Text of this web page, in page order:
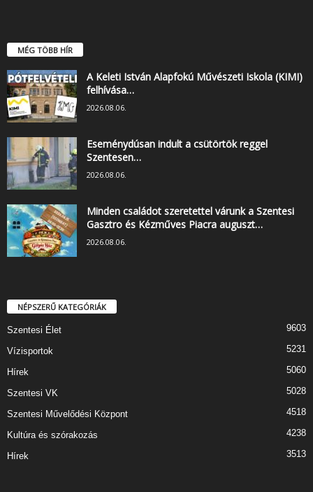
MÉG TÖBB HÍR
A Keleti István Alapfokú Művészeti Iskola (KIMI)
felhívása…
2026.08.06.
Eseménydúsan indult a csütörtök reggel
Szentesen…
2026.08.06.
Minden családot szeretettel várunk a Szentesi
Gasztro és Kézműves Piacra auguszt…
2026.08.06.
NÉPSZERŰ KATEGÓRIÁK
Szentesi Élet 9603
Vízisportok 5231
Hírek 5060
Szentesi VK 5028
Szentesi Művelődési Központ 4518
Kultúra és szórakozás 4238
Hírek 3513